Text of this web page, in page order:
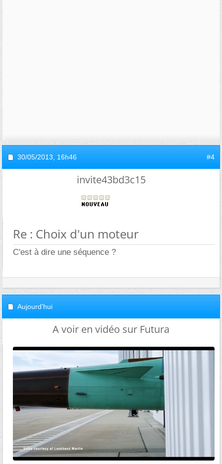
30/05/2013, 16h46 #4
invite43bd3c15
Re : Choix d'un moteur
C'est à dire une séquence ?
Aujourd'hui
A voir en vidéo sur Futura